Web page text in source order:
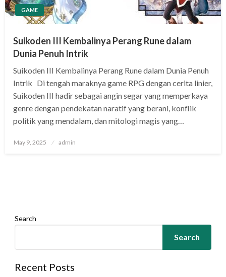
GAME
Suikoden III Kembalinya Perang Rune dalam
Dunia Penuh Intrik
Suikoden III Kembalinya Perang Rune dalam Dunia Penuh
Intrik Di tengah maraknya game RPG dengan cerita linier,
Suikoden III hadir sebagai angin segar yang memperkaya
genre dengan pendekatan naratif yang berani, konflik
politik yang mendalam, dan mitologi magis yang…
Posted
May 9, 2025 admin
Search
Search
Recent Posts